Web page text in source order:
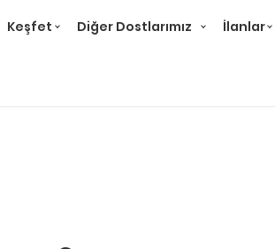
Keşfet Diğer Dostlarımız İlanlar